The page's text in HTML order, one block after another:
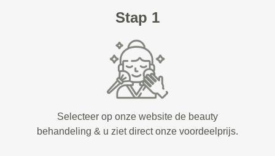
Stap 1
Selecteer op onze website de beauty
behandeling & u ziet direct onze voordeelprijs.